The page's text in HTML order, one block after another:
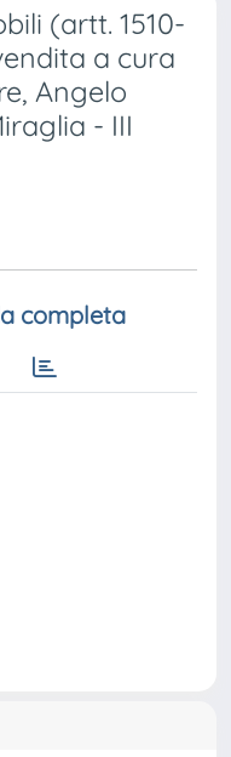
(artt. 1510-
a cura
Angelo
- III
completa